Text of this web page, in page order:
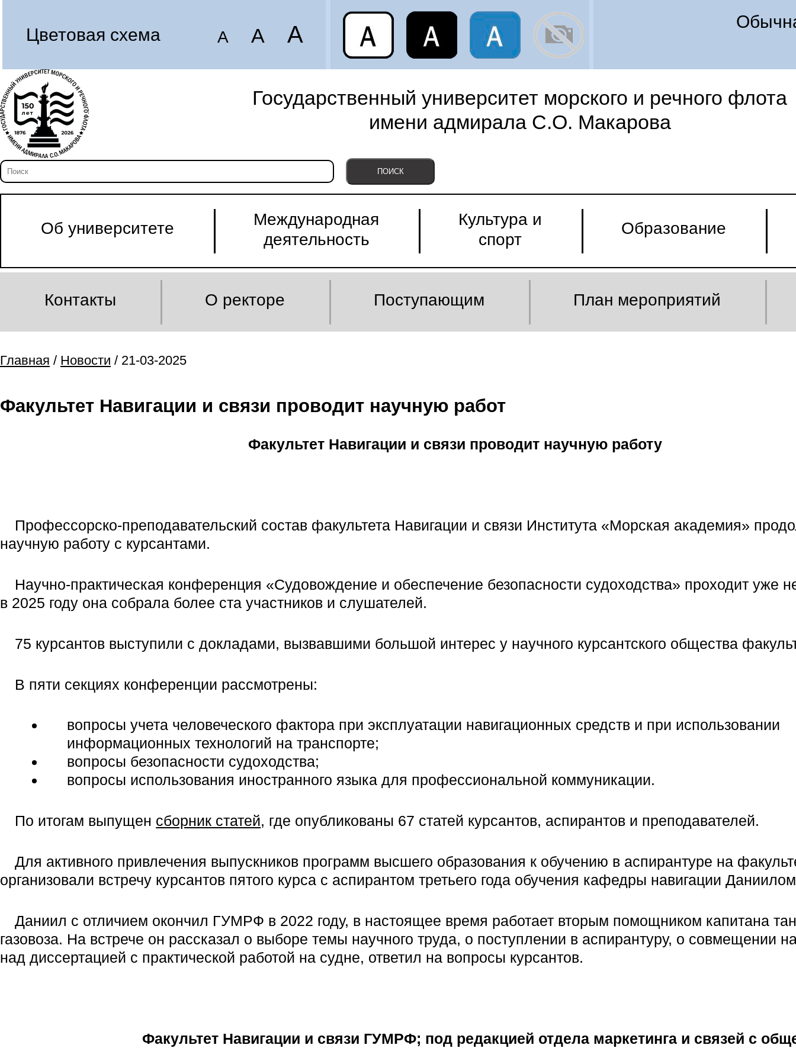
Цветовая схема A A A
Государственный университет морского и речного флота
имени адмирала С.О. Макарова
Об университете
Международная
деятельность
Культура и
спорт
Образование
Контакты О ректоре Поступающим План мероприятий
Главная / Новости / 21-03-2025
Факультет Навигации и связи проводит научную работ
Факультет Навигации и связи проводит научную работу
Профессорско-преподавательский состав факультета Навигации и связи Института «Морская академия»
научную работу с курсантами.
Научно-практическая конференция «Судовождение и обеспечение безопасности судоходства» проходит уже
в 2025 году она собрала более ста участников и слушателей.
75 курсантов выступили с докладами, вызвавшими большой интерес у научного курсантского общества
В пяти секциях конференции рассмотрены:
вопросы учета человеческого фактора при эксплуатации навигационных средств и при использовании
информационных технологий на транспорте;
вопросы безопасности судоходства;
вопросы использования иностранного языка для профессиональной коммуникации.
По итогам выпущен сборник статей, где опубликованы 67 статей курсантов, аспирантов и преподавателей.
Для активного привлечения выпускников программ высшего образования к обучению в аспирантуре на
организовали встречу курсантов пятого курса с аспирантом третьего года обучения кафедры навигации
Даниил с отличием окончил ГУМРФ в 2022 году, в настоящее время работает вторым помощником капитана
газовоза. На встрече он рассказал о выборе темы научного труда, о поступлении в аспирантуру, о совмещении
над диссертацией с практической работой на судне, ответил на вопросы курсантов.
Факультет Навигации и связи ГУМРФ; под редакцией отдела маркетинга и связей с